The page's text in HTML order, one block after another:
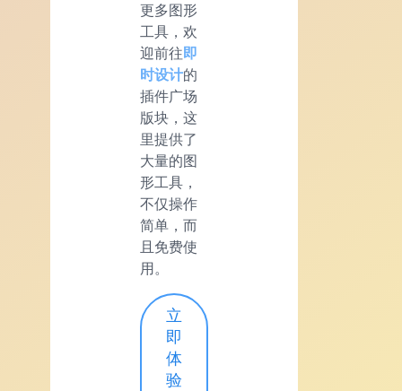
更多图形
工具，欢
迎前往即
时设计的
插件广场
版块，这
里提供了
大量的图
形工具，
不仅操作
简单，而
且免费使
用。
立
即
体
验